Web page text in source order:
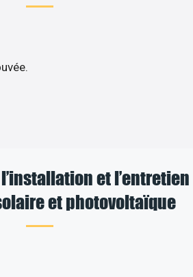
et l’entretien
et photovoltaïque